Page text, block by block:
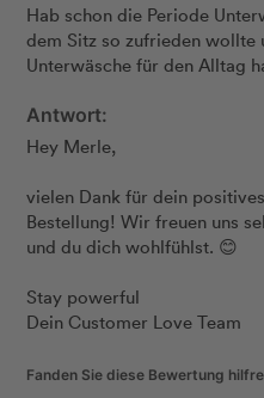
Hab schon die Periode
dem Sitz so zufrieden wollte
Unterwäsche für den Alltag
Antwort:
Hey Merle,
vielen Dank für dein
Bestellung! Wir freuen uns
und du dich wohlfühlst. 😊
Stay powerful
Dein Customer Love Team
Fanden Sie diese Bewertung